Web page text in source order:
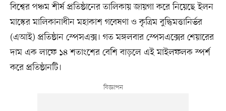
বিশ্বের পঞ্চম শীর্ষ প্রতিষ্ঠানের তালিকায় জায়গা করে নিয়েছে ইলন
মাস্কের মালিকানাধীন মহাকাশ গবেষণা ও কৃত্রিম বুদ্ধিমত্তানির্ভর
(এআই) প্রতিষ্ঠান স্পেসএক্স। গত মঙ্গলবার স্পেসএক্সের শেয়ারের
দাম এক লাফে ১৪ শতাংশের বেশি বাড়লে এই মাইলফলক স্পর্শ
করে প্রতিষ্ঠানটি।